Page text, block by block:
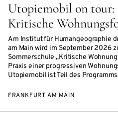
Utopiemobil on tour:
Kritische
Am Institut für Humangeographie
am Main wird im September 2026
Sommerschule „Kritische
Praxis einer progressiven
Utopiemobil ist Teil des
FRANKFURT AM MAIN